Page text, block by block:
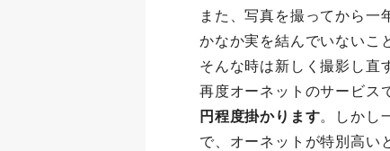
また、写真を撮ってから一
かなか実を結んでいないこ
そんな時は新しく撮影し直
再度オーネットのサービス
円程度掛かります。しかし
で、オーネットが特別高い